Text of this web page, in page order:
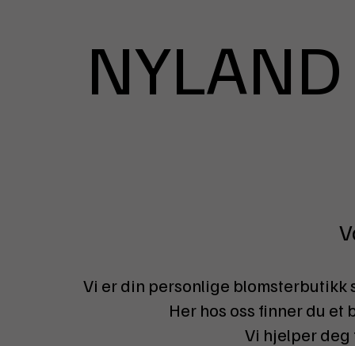
Vi er din personlige blomsterbutikk
Her hos oss finner du
Vi hjelper deg